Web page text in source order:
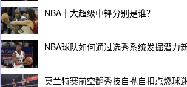
NBA十大超级中锋分别是谁？
NBA球队如何通过选秀系统发掘潜力
莫兰特赛前空翻秀技自抛自扣点燃球